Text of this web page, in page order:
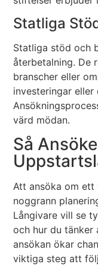
Statliga
Statliga stöd och
återbetalning. De
branscher eller
investeringar
värd mödan.
Så
Att ansöka om
noggrann
Långivare vill se
och hur du tänker
ansökan ökar
viktiga steg att